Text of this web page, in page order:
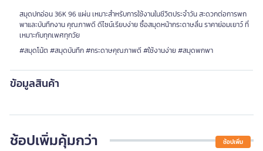
สมุดปกอ่อน 36K 96 แผ่น เหมาะสำหรับการใช้งานในชีวิตประจำวัน สะดวกต่อการพก
พาและบันทึกงาน คุณภาพดี ดีไซน์เรียบง่าย ซื้อสมุดหน้ากระดาษลื่น ราคาย่อมเยาว์ ที่
เหมาะกับทุกเพศทุกวัย
#สมุดโน้ต #สมุดบันทึก #กระดาษคุณภาพดี #ใช้งานง่าย #สมุดพกพา
ข้อมูลสินค้า
ช้อปเพิ่มคุ้มกว่า ช้อปเพิ่ม